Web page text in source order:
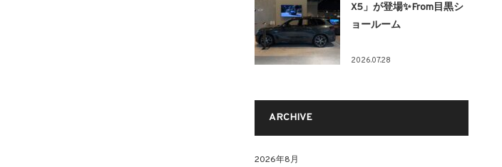
X5」が登場✨From目黒シ
ョールーム
2026.07.28
ARCHIVE
2026年8月